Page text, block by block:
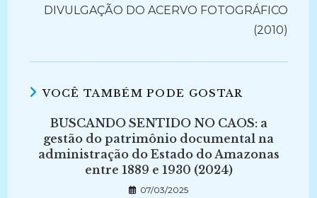
DIVULGAÇÃO DO ACERVO FOTOGRÁFICO
(2010)
VOCÊ TAMBÉM PODE GOSTAR
BUSCANDO SENTIDO NO CAOS: a
gestão do patrimônio documental na
administração do Estado do Amazonas
entre 1889 e 1930 (2024)
07/03/2025